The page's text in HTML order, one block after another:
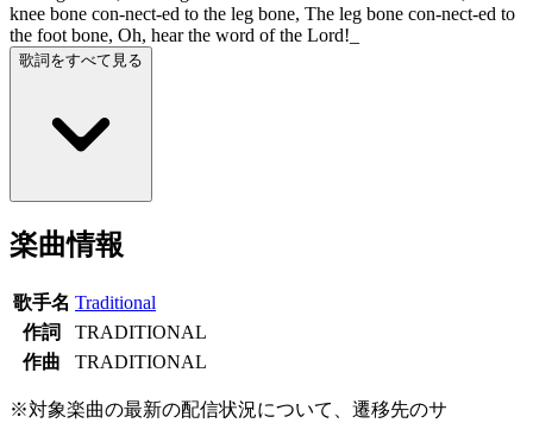
knee bone con-nect-ed to the leg bone, The leg bone con-nect-ed to
the foot bone, Oh, hear the word of the Lord!_
歌詞をすべて見る
楽曲情報
歌手名 Traditional
作詞
TRADITIONAL
作曲
TRADITIONAL
※対象楽曲の最新の配信状況について、遷移先のサ